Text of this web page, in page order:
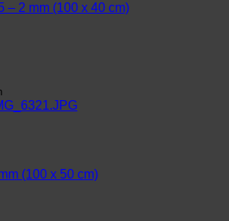
– 2 mm (100 x 40 cm)
(100 x 50 cm)